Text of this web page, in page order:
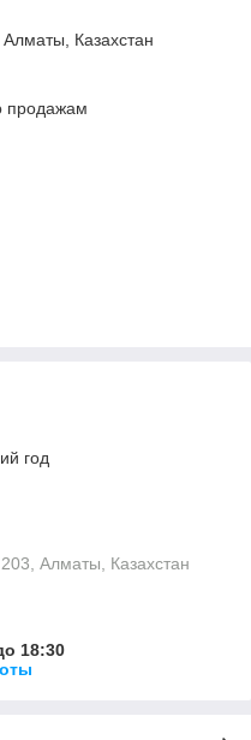
Казахстан
продажам
год
Алматы, Казахстан
18:30